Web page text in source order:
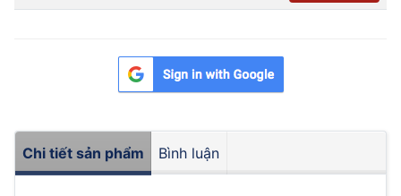
Chi tiết sản phẩm Bình luận